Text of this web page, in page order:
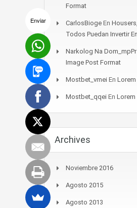
Format
CarlosBioge En
Todos Puedan Invertir
Narkolog Na Dom_mpPr
Image Post Format
Mostbet_vmei En
Mostbet_qqei En Lorem
Archives
Noviembre 2016
Agosto 2015
Agosto 2013
Enviar